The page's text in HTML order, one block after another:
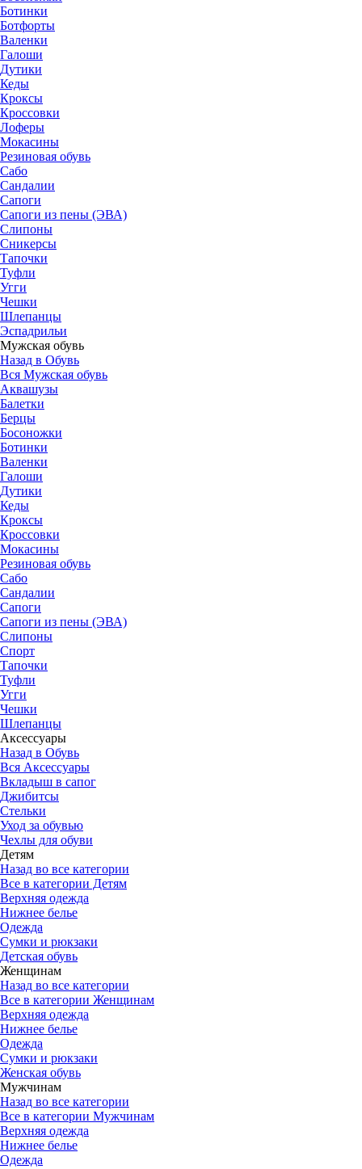
Ботинки
Ботфорты
Валенки
Галоши
Дутики
Кеды
Кроксы
Кроссовки
Лоферы
Мокасины
Резиновая обувь
Сабо
Сандалии
Сапоги
Сапоги из пены (ЭВА)
Слипоны
Сникерсы
Тапочки
Туфли
Угги
Чешки
Шлепанцы
Эспадрильи
Мужская обувь
Назад в Обувь
Вся Мужская обувь
Аквашузы
Балетки
Берцы
Босоножки
Ботинки
Валенки
Галоши
Дутики
Кеды
Кроксы
Кроссовки
Мокасины
Резиновая обувь
Сабо
Сандалии
Сапоги
Сапоги из пены (ЭВА)
Слипоны
Спорт
Тапочки
Туфли
Угги
Чешки
Шлепанцы
Аксессуары
Назад в Обувь
Вся Аксессуары
Вкладыш в сапог
Джибитсы
Стельки
Уход за обувью
Чехлы для обуви
Детям
Назад во все категории
Все в категории Детям
Верхняя одежда
Нижнее белье
Одежда
Сумки и рюкзаки
Детская обувь
Женщинам
Назад во все категории
Все в категории Женщинам
Верхняя одежда
Нижнее белье
Одежда
Сумки и рюкзаки
Женская обувь
Мужчинам
Назад во все категории
Все в категории Мужчинам
Верхняя одежда
Нижнее белье
Одежда